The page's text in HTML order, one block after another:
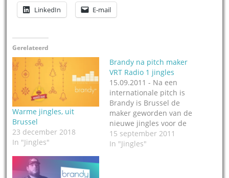
LinkedIn E-mail
Gerelateerd
Warme jingles, uit
Brussel
23 december 2018
In "Jingles"
Brandy na pitch maker
VRT Radio 1 jingles
15.09.2011 - Na een
internationale pitch is
Brandy is Brussel de
maker geworden van de
nieuwe jingles voor de
Vlaamse Radio 1 van de
VRT. Sinds goed twee
15 september 2011
In "Jingles"